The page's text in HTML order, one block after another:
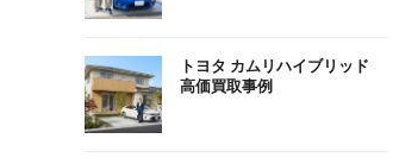
トヨタ カムリハイブリッド
高価買取事例